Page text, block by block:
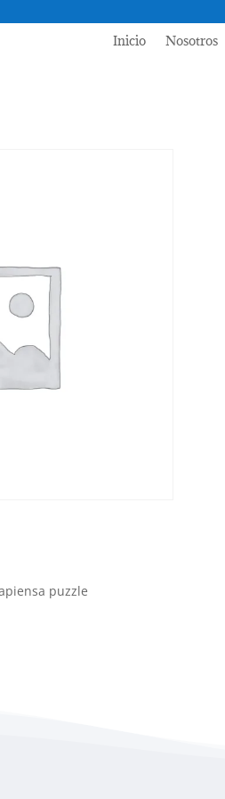
Inicio Nosotros
puzzle